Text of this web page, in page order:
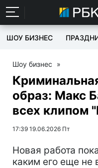
ШОУ БИЗНЕС
Шоу бизнес »
образ: Макс
всех клипом
17:39 19.06.2026 Пт
Новая работа
каким его еще не